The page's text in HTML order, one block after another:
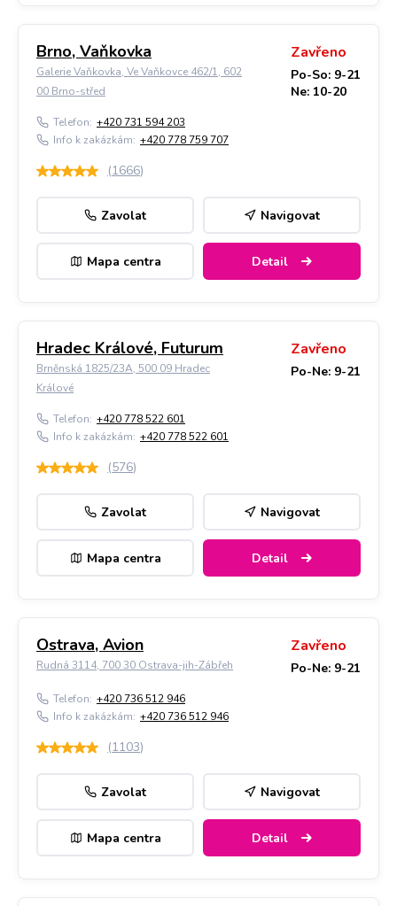
Brno, Vaňkovka
Galerie Vaňkovka, Ve Vaňkovce 462/1, 602
00 Brno-střed
Zavřeno
Po-So: 9-21
Ne: 10-20
Telefon: +420 731 594 203
Info k zakázkám: +420 778 759 707
(1666)
Zavolat Navigovat
Mapa centra Detail
Hradec Králové, Futurum
Brněnská 1825/23A, 500 09 Hradec
Králové
Zavřeno
Po-Ne: 9-21
Telefon: +420 778 522 601
Info k zakázkám: +420 778 522 601
(576)
Zavolat Navigovat
Mapa centra Detail
Ostrava, Avion
Rudná 3114, 700 30 Ostrava-jih-Zábřeh
Zavřeno
Po-Ne: 9-21
Telefon: +420 736 512 946
Info k zakázkám: +420 736 512 946
(1103)
Zavolat Navigovat
Mapa centra Detail